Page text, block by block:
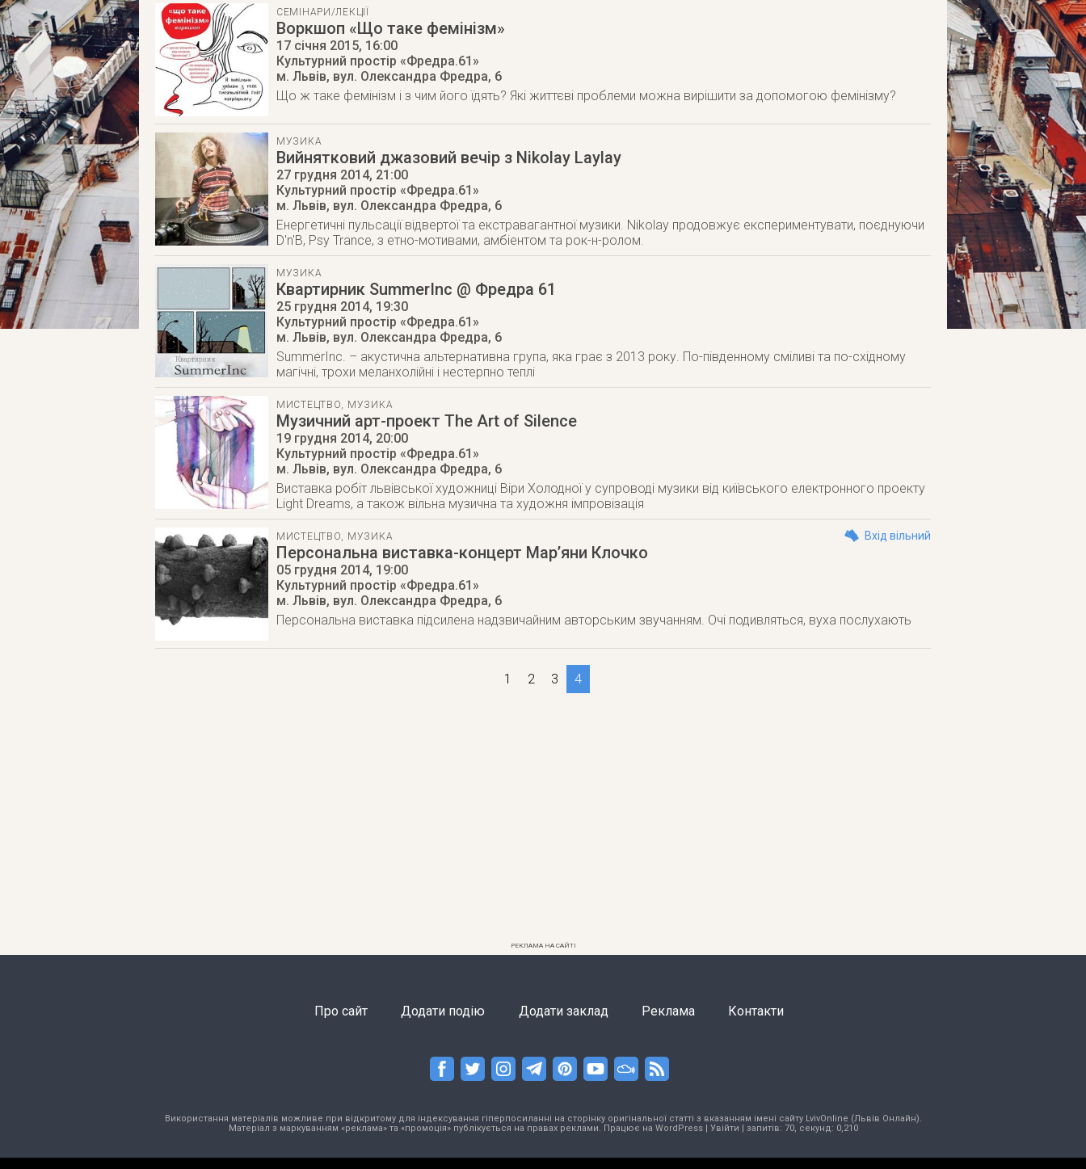
СЕМІНАРИ/ЛЕКЦІЇ
Воркшоп «Що таке фемінізм»
17 січня 2015, 16:00
Культурний простір «Фредра.61»
м. Львів, вул. Олександра Фредра, 6
Що ж таке фемінізм і з чим його їдять? Які життєві проблеми можна вирішити за допомогою фемінізму?
МУЗИКА
Вийнятковий джазовий вечір з Nikolay Laylay
27 грудня 2014, 21:00
Культурний простір «Фредра.61»
м. Львів, вул. Олександра Фредра, 6
Енергетичні пульсації відвертої та екстравагантної музики. Nikolay продовжує експериментувати, поєднуючи
D'n'B, Psy Trance, з етно-мотивами, амбіентом та рок-н-ролом.
МУЗИКА
Квартирник SummerInc @ Фредра 61
25 грудня 2014, 19:30
Культурний простір «Фредра.61»
м. Львів, вул. Олександра Фредра, 6
SummerInc. – акустична альтернативна група, яка грає з 2013 року. По-південному сміливі та по-східному
магічні, трохи меланхолійні і нестерпно теплі
МИСТЕЦТВО, МУЗИКА
Музичний арт-проект The Art of Silence
19 грудня 2014, 20:00
Культурний простір «Фредра.61»
м. Львів, вул. Олександра Фредра, 6
Виставка робіт львівської художниці Віри Холодної у супроводі музики від київського електронного проекту
Light Dreams, а також вільна музична та художня імпровізація
МИСТЕЦТВО, МУЗИКА Вхід вільний
Персональна виставка-концерт Мар’яни Клочко
05 грудня 2014, 19:00
Культурний простір «Фредра.61»
м. Львів, вул. Олександра Фредра, 6
Персональна виставка підсилена надзвичайним авторським звучанням. Очі подивляться, вуха послухають
1 2 3 4
РЕКЛАМА НА САЙТІ
Про сайт Додати подію Додати заклад Реклама Контакти
Використання матеріалів можливе при відкритому для індексування гіперпосиланні на сторінку оригінальної статті з вказанням імені сайту LvivOnline (Львів Онлайн).
Матеріал з маркуванням «реклама» та «промоція» публікується на правах реклами. Працює на WordPress| Увійти | запитів: 70, секунд: 0,210